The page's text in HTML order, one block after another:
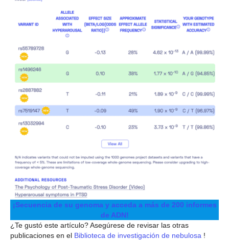
¡Secuencia de su genoma y acceda a más de 200 informes
de ADN!
¿Te gustó este artículo? Asegúrese de revisar las otras
publicaciones en el Biblioteca de investigación de nebulosa !